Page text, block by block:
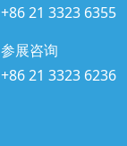
+86 21 3323 6355
参展咨询
+86 21 3323 6236